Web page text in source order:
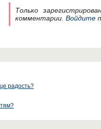
Только
комментарии. Войдите
радость?